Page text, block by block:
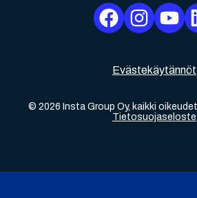
Evästekäytännöt
© 2026 Insta Group Oy, kaikki
Tietosuojaseloste